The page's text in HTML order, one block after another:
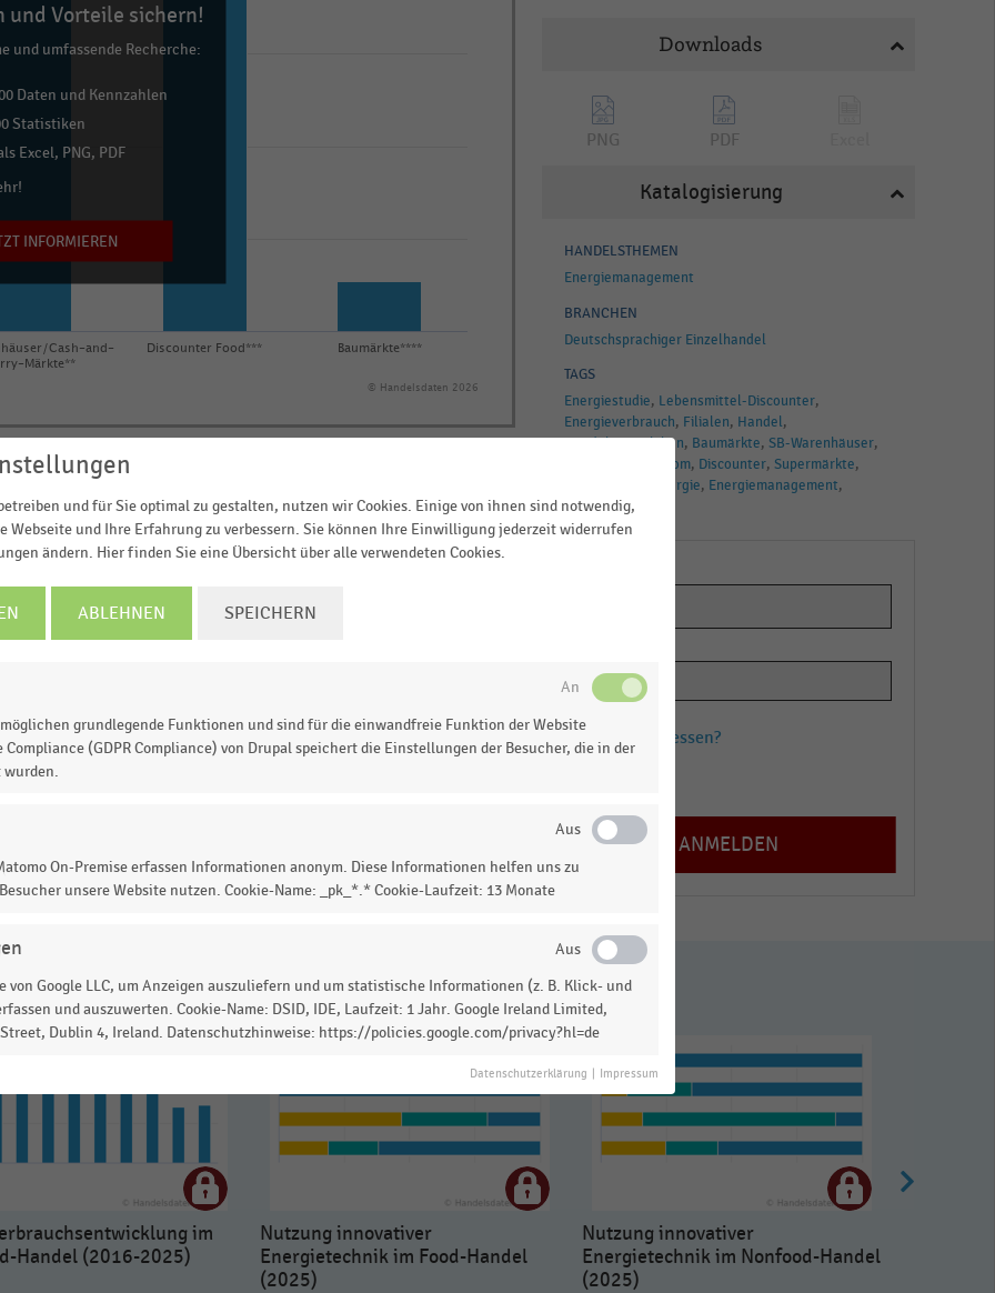
Cash-and-
Märkte**
Discounter Food*** Baumärkte****
© Handelsdaten 2026
und Vorteile sichern!
und umfassende Recherche:
Daten und Kennzahlen
Statistiken
Excel, PNG, PDF
INFORMIEREN
Betriebsformen im deutschsprachigen Handel
im Einzelhandel 2025“(in Kilowattstunden
durchschnittliche Stromverbrauch der
pro Quadratmeter Verkaufsfläche pro Jahr
Statistik? Jetzt einloggen oderinformieren
Downloads
PNG PDF
Katalogisierung
HANDELSTHEMEN
Energiemanagement
BRANCHEN
Deutschsprachiger Einzelhandel
TAGS
Energiestudie Lebensmittel-Discounter
Energieverbrauch Filialen Handel
Handelsimmobilien Baumärkte SB-Warenhäuser
Strom Discounter Supermärkte
Energie Energiemanagement
Energieeffizienz
Passwort vergessen?
im
Handel (2016-2025)
Nutzung innovativer
Energietechnik im Food-Handel
(2025)
Nutzung innovativer
Energietechnik im Nonfood-Handel
(2025)
und für Sie optimal zu gestalten, nutzen wir Cookies. Einige von ihnen sind notwendig,
Webseite und Ihre Erfahrung zu verbessern. Sie können Ihre Einwilligung jederzeit widerrufen
ändern. Hier finden Sie eine Übersicht über alle verwendeten Cookies.
ABLEHNEN SPEICHERN
grundlegende Funktionen und sind für die einwandfreie Funktion der Website
(GDPR Compliance) von Drupal speichert die Einstellungen der Besucher, die in der
wurden.
On-Premise erfassen Informationen anonym. Diese Informationen helfen uns zu
unsere Website nutzen. Cookie-Name: _pk_*.* Cookie-Laufzeit: 13 Monate
von Google LLC, um Anzeigen auszuliefern und um statistische Informationen (z. B. Klick- und
und auszuwerten. Cookie-Name: DSID, IDE, Laufzeit: 1 Jahr. Google Ireland Limited,
Street, Dublin 4, Ireland. Datenschutzhinweise: https://policies.google.com/privacy?hl=de
Datenschutzerklärung Impressum